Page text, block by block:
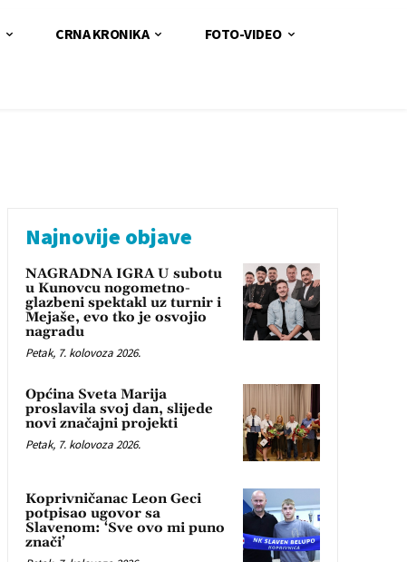
CRNA KRONIKA FOTO-VIDEO
Najnovije objave
NAGRADNA IGRA U subotu
u Kunovcu nogometno-
glazbeni spektakl uz turnir i
Mejaše, evo tko je osvojio
nagradu
Petak, 7. kolovoza 2026.
Općina Sveta Marija
proslavila svoj dan, slijede
novi značajni projekti
Petak, 7. kolovoza 2026.
Koprivničanac Leon Geci
potpisao ugovor sa
Slavenom: ‘Sve ovo mi puno
znači’